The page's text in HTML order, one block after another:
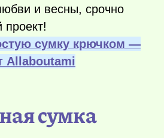
и весны, срочно
проект!
сумку крючком —
Аllaboutami
сумка